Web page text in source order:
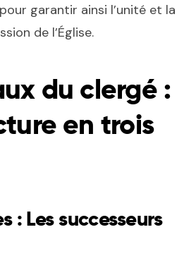
garantir ainsi l’unité et la
de l’Église.
du clergé :
en trois
: Les successeurs